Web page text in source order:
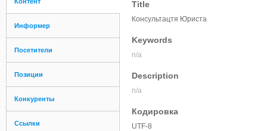
Информер
Посетители
Позиции
Конкуренты
Ссылки
Title
Консультацтя Юриста
Keywords
n/a
Description
n/a
Кодировка
UTF-8